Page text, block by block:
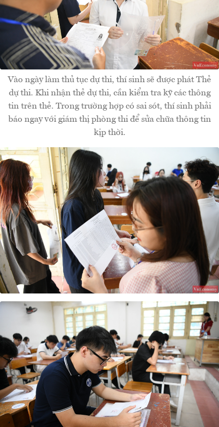
Vào ngày làm thủ tục dự thi, thí sinh sẽ được phát Thẻ
dự thi. Khi nhận thẻ dự thi, cần kiểm tra kỹ các thông
tin trên thẻ. Trong trường hợp có sai sót, thí sinh phải
báo ngay với giám thị phòng thi để sửa chữa thông tin
kịp thời.